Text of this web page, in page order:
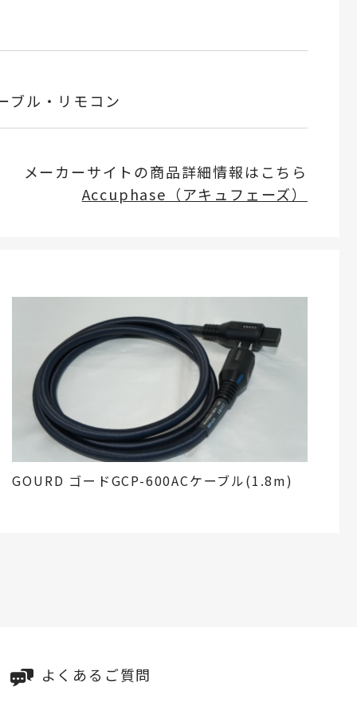
ブル・リモコン
メーカーサイトの商品詳細情報はこちら
Accuphase（アキュフェーズ）
GOURD ゴードGCP-600ACケーブル(1.8m)
よくあるご質問